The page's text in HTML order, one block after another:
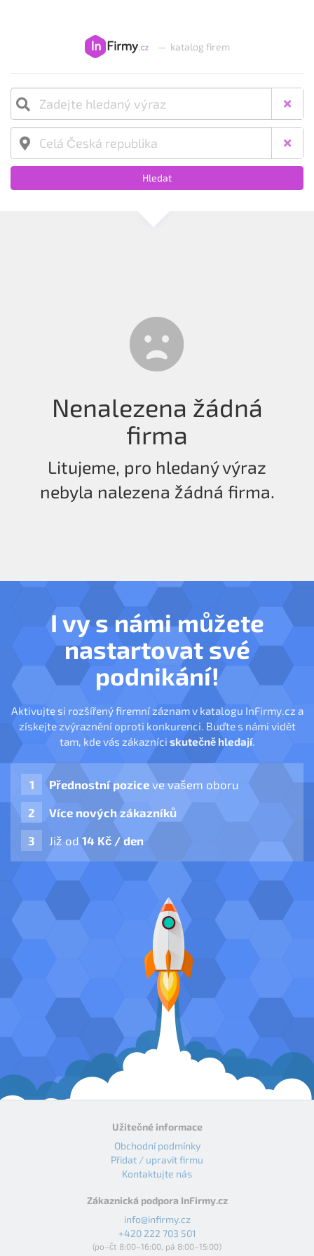
— katalog firem
Hledat
Nenalezena žádná
firma
Litujeme, pro hledaný výraz
nebyla nalezena žádná firma.
I vy s námi můžete
nastartovat své
podnikání!
Aktivujte si rozšířený firemní záznam v katalogu InFirmy.cz a
získejte zvýraznění oproti konkurenci. Buďte s námi vidět
tam, kde vás zákazníci skutečně hledají.
Přednostní pozice ve vašem oboru
Více nových zákazníků
Již od14 Kč / den
Užitečné informace
Obchodní podmínky
Přidat / upravit firmu
Kontaktujte nás
Zákaznická podpora InFirmy.cz
info@infirmy.cz
+420 222 703 501
(po–čt 8:00–16:00, pá 8:00–15:00)